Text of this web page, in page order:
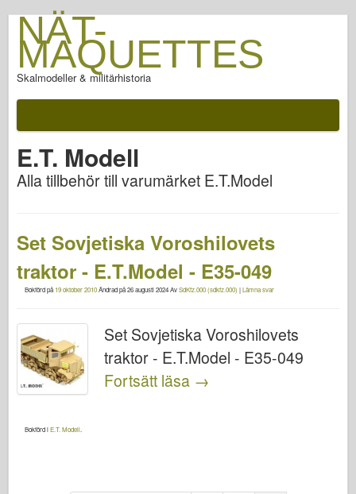
NÄT-
MAQUETTES
Skalmodeller & militärhistoria
E.T. Modell
Alla tillbehör till varumärket E.T.Model
Set Sovjetiska Voroshilovets
traktor - E.T.Model - E35-049
Bokförd på 19 oktober 2010Ändrad på26 augusti 2024AvSdKfz.000 (sdkfz.000) |Lämna svar
Set Sovjetiska Voroshilovets
traktor - E.T.Model - E35-049
Fortsätt läsa →
Bokförd iE.T. Modell